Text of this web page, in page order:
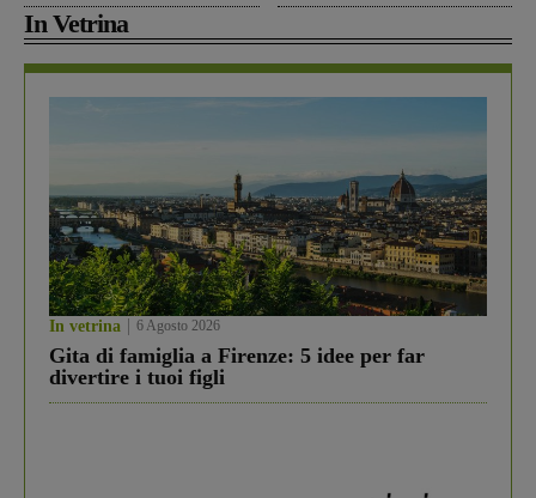
In Vetrina
In vetrina 6 Agosto 2026
Gita di famiglia a Firenze: 5 idee per far
divertire i tuoi figli